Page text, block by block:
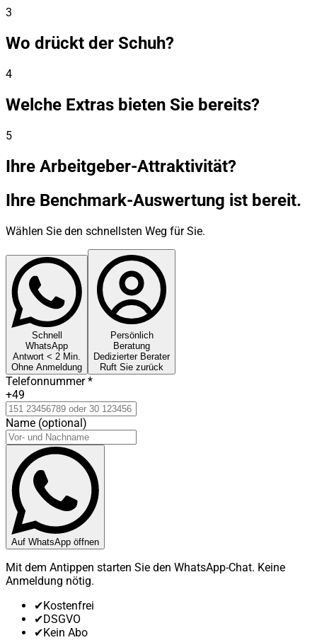
3
Wo drückt der Schuh?
4
Welche Extras bieten Sie bereits?
5
Ihre Arbeitgeber-Attraktivität?
Ihre Benchmark-Auswertung ist bereit.
Wählen Sie den schnellsten Weg für Sie.
Schnell
WhatsApp
Antwort < 2 Min.
Ohne Anmeldung
Persönlich
Beratung
Dedizierter Berater
Ruft Sie zurück
Telefonnummer*
+49
Name (optional)
Auf WhatsApp öffnen
Mit dem Antippen starten Sie den WhatsApp-Chat. Keine
Anmeldung nötig.
✔Kostenfrei
✔DSGVO
✔Kein Abo